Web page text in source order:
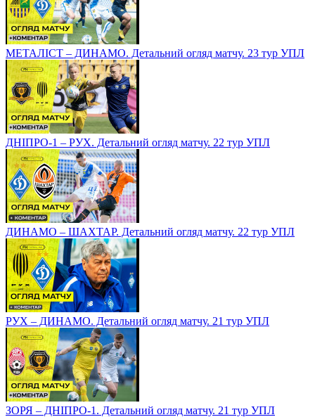
МЕТАЛІСТ – ДИНАМО. Детальний огляд матчу. 23 тур УПЛ
ДНІПРО-1 – РУХ. Детальний огляд матчу. 22 тур УПЛ
ДИНАМО – ШАХТАР. Детальний огляд матчу. 22 тур УПЛ
РУХ – ДИНАМО. Детальний огляд матчу. 21 тур УПЛ
ЗОРЯ – ДНІПРО-1. Детальний огляд матчу. 21 тур УПЛ